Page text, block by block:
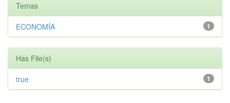
Temas
1
ECONOMÍA
Has File(s)
1
true